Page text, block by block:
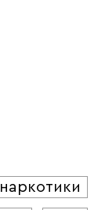
наркотики